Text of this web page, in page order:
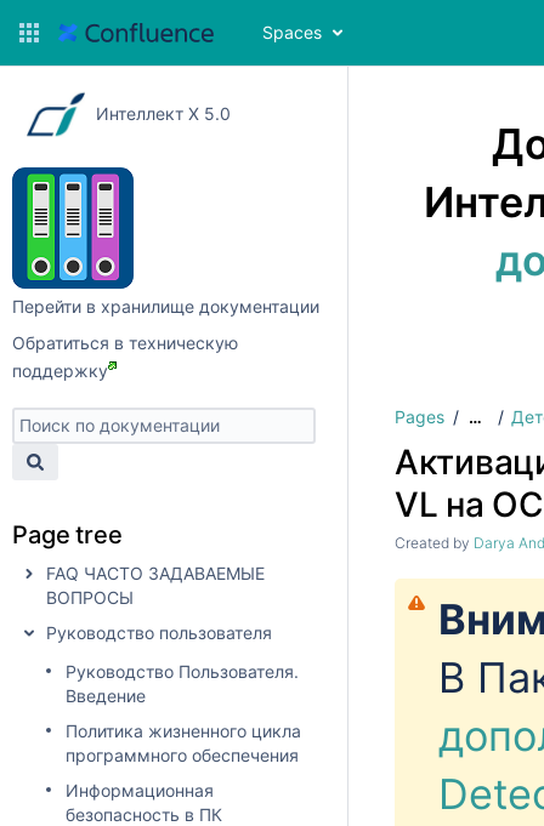
Spaces
Интеллект X 5.0
Перейти в хранилище документации
Обратиться в техническую
поддержку
Page tree
FAQ ЧАСТО ЗАДАВАЕМЫЕ
ВОПРОСЫ
Руководство пользователя
Руководство Пользователя.
Введение
Политика жизненного цикла
программного обеспечения
Информационная
безопасность в ПК
Pages …
VL на
Created by Darya
В